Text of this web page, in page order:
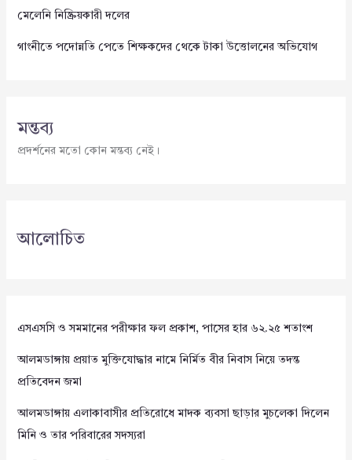
মেলেনি নিষ্ক্রিয়কারী দলের
গাংনীতে পদোন্নতি পেতে শিক্ষকদের থেকে টাকা উত্তোলনের অভিযোগ
মন্তব্য
প্রদর্শনের মতো কোন মন্তব্য নেই।
আলোচিত
এসএসসি ও সমমানের পরীক্ষার ফল প্রকাশ, পাসের হার ৬২.২৫ শতাংশ
আলমডাঙ্গায় প্রয়াত মুক্তিযোদ্ধার নামে নির্মিত বীর নিবাস নিয়ে তদন্ত
প্রতিবেদন জমা
আলমডাঙ্গায় এলাকাবাসীর প্রতিরোধে মাদক ব্যবসা ছাড়ার মুচলেকা দিলেন
মিনি ও তার পরিবারের সদস্যরা